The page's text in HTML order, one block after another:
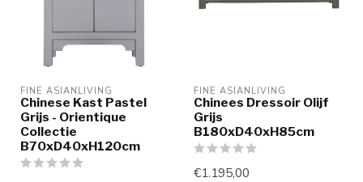
FINE ASIANLIVING
Chinese Kast Pastel
Grijs - Orientique
Collectie
B70xD40xH120cm
FINE ASIANLIVING
Chinees Dressoir Olijf
Grijs
B180xD40xH85cm
€1.195,00